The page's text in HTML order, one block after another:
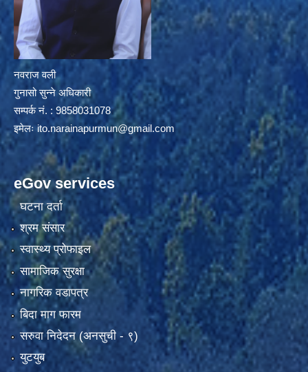
नवराज वली
गुनासो सुन्ने अधिकारी
सम्पर्क नं. : 9858031078
इमेलःito.narainapurmun@gmail.com
eGov services
घटना दर्ता
श्रम संसार
स्वास्थ्य प्रोफाइल
सामाजिक सुरक्षा
नागरिक वडापत्र
बिदा माग फारम
सरुवा निदेदन (अनसुची - ९)
युटयुब